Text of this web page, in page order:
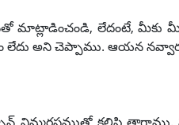
మాట్లాడించండి, లేదంటే, మీకు
లేదు అని చెప్పాము. ఆయన